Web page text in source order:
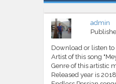
admin
Download or listen to
Artist of this song
Genre of this artistic
Released year is